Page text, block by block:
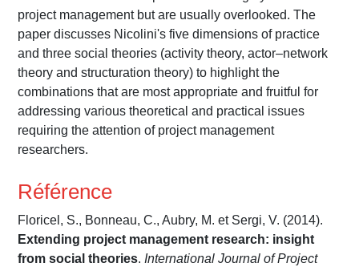
project management but are usually overlooked. The
paper discusses Nicolini's five dimensions of practice
and three social theories (activity theory, actor–network
theory and structuration theory) to highlight the
combinations that are most appropriate and fruitful for
addressing various theoretical and practical issues
requiring the attention of project management
researchers.
Référence
Floricel, S., Bonneau, C., Aubry, M. et Sergi, V. (2014).
Extending project management research: insight
from social theories. International Journal of Project